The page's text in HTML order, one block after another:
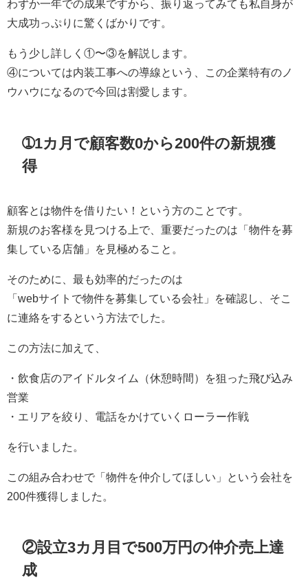
わずか一年での成果ですから、振り返ってみても私自身が
大成功っぷりに驚くばかりです。
もう少し詳しく①〜③を解説します。
④については内装工事への導線という、この企業特有のノ
ウハウになるので今回は割愛します。
➀1カ月で顧客数0から200件の新規獲
得
顧客とは物件を借りたい！という方のことです。
新規のお客様を見つける上で、重要だったのは「物件を募
集している店舗」を見極めること。
そのために、最も効率的だったのは
「webサイトで物件を募集している会社」を確認し、そこ
に連絡をするという方法でした。
この方法に加えて、
・飲食店のアイドルタイム（休憩時間）を狙った飛び込み
営業
・エリアを絞り、電話をかけていくローラー作戦
を行いました。
この組み合わせで「物件を仲介してほしい」という会社を
200件獲得しました。
②設立3カ月目で500万円の仲介売上達
成